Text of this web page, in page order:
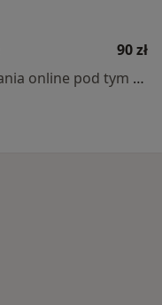
90 zł
Specjalista nie oferuje umawiania online pod tym adresem.